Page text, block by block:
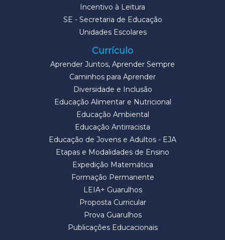
Incentivo à Leitura
SE - Secretaria de Educação
Unidades Escolares
Currículo
Aprender Juntos, Aprender Sempre
Caminhos para Aprender
Diversidade e Inclusão
Educação Alimentar e Nutricional
Educação Ambiental
Educação Antirracista
Educação de Jovens e Adultos - EJA
Etapas e Modalidades de Ensino
Expedição Matemática
Formação Permanente
LEIA+ Guarulhos
Proposta Curricular
Prova Guarulhos
Publicações Educacionais